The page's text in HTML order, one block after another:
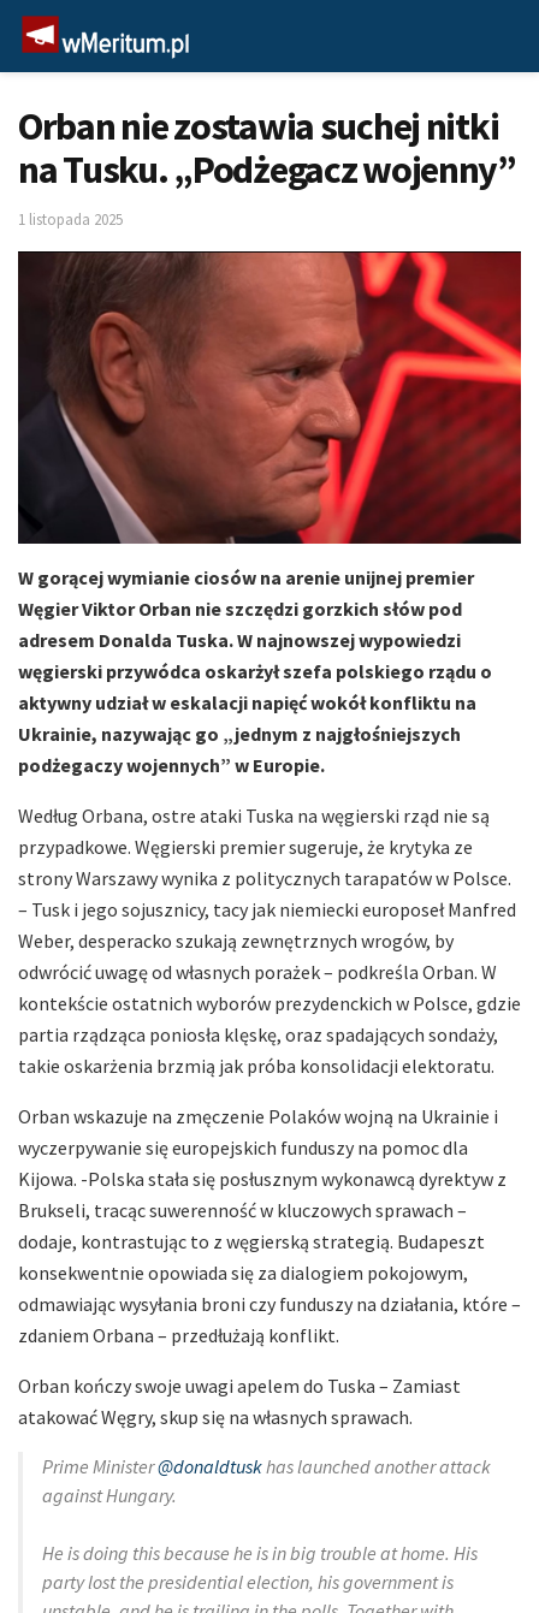
Orban nie zostawia suchej nitki
na Tusku. „Podżegacz wojenny”
1 listopada 2025
W gorącej wymianie ciosów na arenie unijnej premier
Węgier Viktor Orban nie szczędzi gorzkich słów pod
adresem Donalda Tuska. W najnowszej wypowiedzi
węgierski przywódca oskarżył szefa polskiego rządu o
aktywny udział w eskalacji napięć wokół konfliktu na
Ukrainie, nazywając go „jednym z najgłośniejszych
podżegaczy wojennych” w Europie.
Według Orbana, ostre ataki Tuska na węgierski rząd nie są
przypadkowe. Węgierski premier sugeruje, że krytyka ze
strony Warszawy wynika z politycznych tarapatów w Polsce.
– Tusk i jego sojusznicy, tacy jak niemiecki europoseł Manfred
Weber, desperacko szukają zewnętrznych wrogów, by
odwrócić uwagę od własnych porażek – podkreśla Orban. W
kontekście ostatnich wyborów prezydenckich w Polsce, gdzie
partia rządząca poniosła klęskę, oraz spadających sondaży,
takie oskarżenia brzmią jak próba konsolidacji elektoratu.
Orban wskazuje na zmęczenie Polaków wojną na Ukrainie i
wyczerpywanie się europejskich funduszy na pomoc dla
Kijowa. -Polska stała się posłusznym wykonawcą dyrektyw z
Brukseli, tracąc suwerenność w kluczowych sprawach –
dodaje, kontrastując to z węgierską strategią. Budapeszt
konsekwentnie opowiada się za dialogiem pokojowym,
odmawiając wysyłania broni czy funduszy na działania, które –
zdaniem Orbana – przedłużają konflikt.
Orban kończy swoje uwagi apelem do Tuska – Zamiast
atakować Węgry, skup się na własnych sprawach.
Prime Minister@donaldtuskhas launched another attack
against Hungary.
He is doing this because he is in big trouble at home. His
party lost the presidential election, his government is